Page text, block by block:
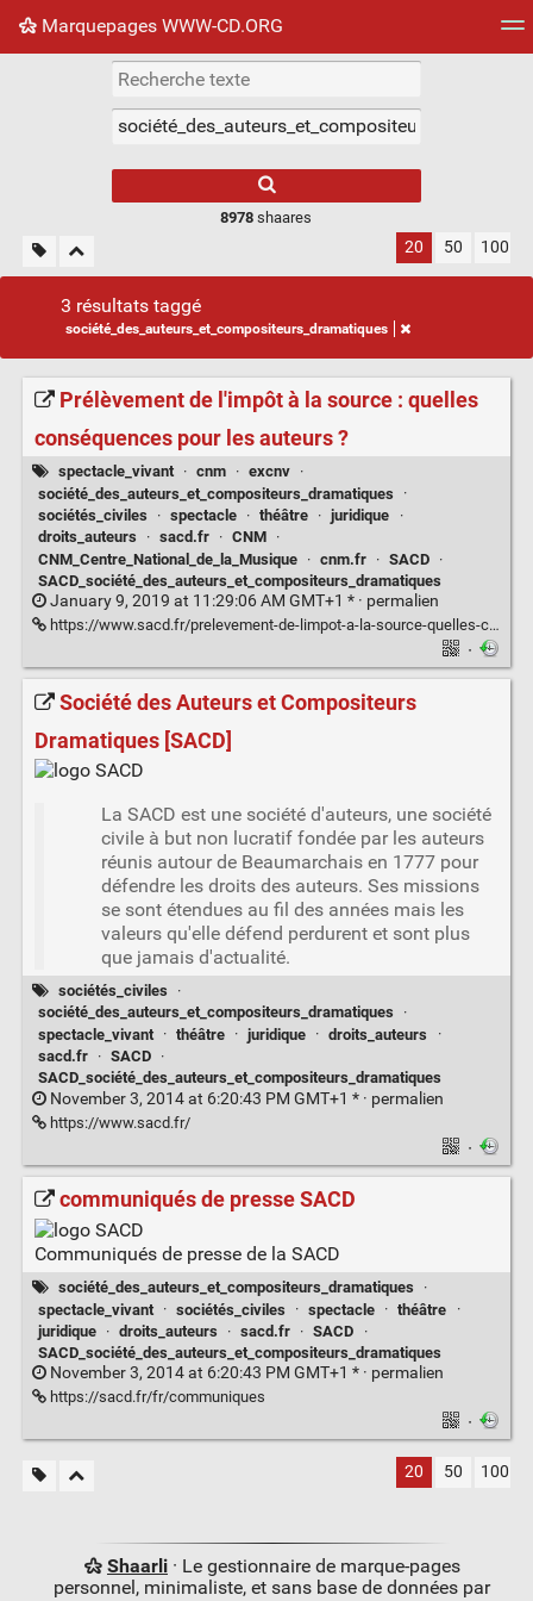
Marquepages WWW-CD.ORG
Nuage de tags Mur d'images
8978 shaares
20 50 100
3 résultats taggé
société_des_auteurs_et_compositeurs_dramatiques
Prélèvement de l'impôt à la source : quelles
conséquences pour les auteurs ?
spectacle_vivant · cnm · excnv ·
société_des_auteurs_et_compositeurs_dramatiques
·
sociétés_civiles
· spectacle · théâtre · juridique
·
droits_auteurs
· sacd.fr · CNM ·
CNM_Centre_National_de_la_Musique
· cnm.fr · SACD ·
SACD_société_des_auteurs_et_compositeurs_dramatiques
January 9, 2019 at 11:29:06 AM GMT+1 * · permalien
https://www.sacd.fr/prelevement-de-limpot-a-la-source-quelles-consequences-pour-les-auteurs#.XDUPcnvdOME.twitter
·
Société des Auteurs et Compositeurs
Dramatiques [SACD]
La SACD est une société d'auteurs, une société
civile à but non lucratif fondée par les auteurs
réunis autour de Beaumarchais en 1777 pour
défendre les droits des auteurs. Ses missions
se sont étendues au fil des années mais les
valeurs qu'elle défend perdurent et sont plus
que jamais d'actualité.
sociétés_civiles
·
société_des_auteurs_et_compositeurs_dramatiques
·
spectacle_vivant
· théâtre · juridique · droits_auteurs
·
sacd.fr
· SACD
·
SACD_société_des_auteurs_et_compositeurs_dramatiques
November 3, 2014 at 6:20:43 PM GMT+1 * · permalien
https://www.sacd.fr/
·
communiqués de presse SACD
Communiqués de presse de la SACD
société_des_auteurs_et_compositeurs_dramatiques
·
spectacle_vivant
· sociétés_civiles · spectacle · théâtre
·
juridique
· droits_auteurs · sacd.fr · SACD
·
SACD_société_des_auteurs_et_compositeurs_dramatiques
November 3, 2014 at 6:20:43 PM GMT+1 * · permalien
https://sacd.fr/fr/communiques
·
20 50 100
Shaarli· Le gestionnaire de marque-pages
personnel, minimaliste, et sans base de données par